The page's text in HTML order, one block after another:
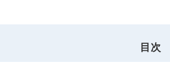
目次